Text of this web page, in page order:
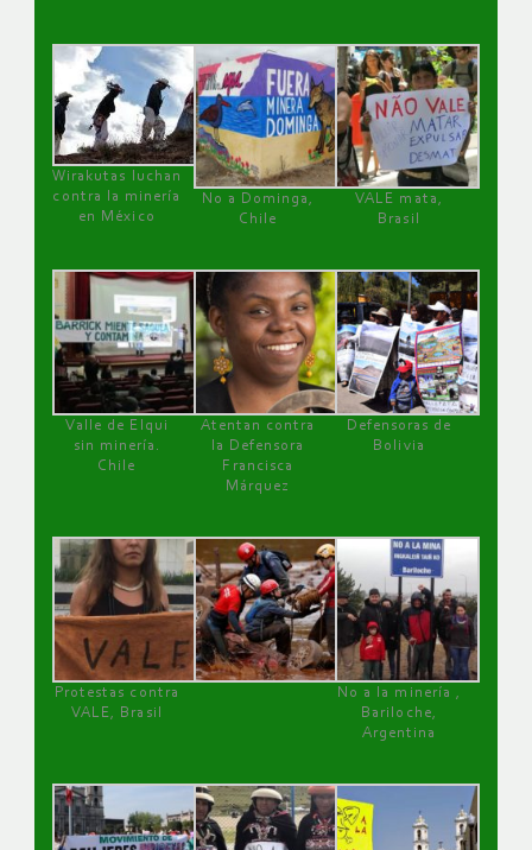
Wirakutas luchan
contra la minería
en México
No a Dominga,
Chile
VALE mata,
Brasil
Valle de Elqui
sin minería.
Chile
Atentan contra
la Defensora
Francisca
Márquez
Defensoras de
Bolivia
Protestas contra
VALE, Brasil
No a la minería ,
Bariloche,
Argentina